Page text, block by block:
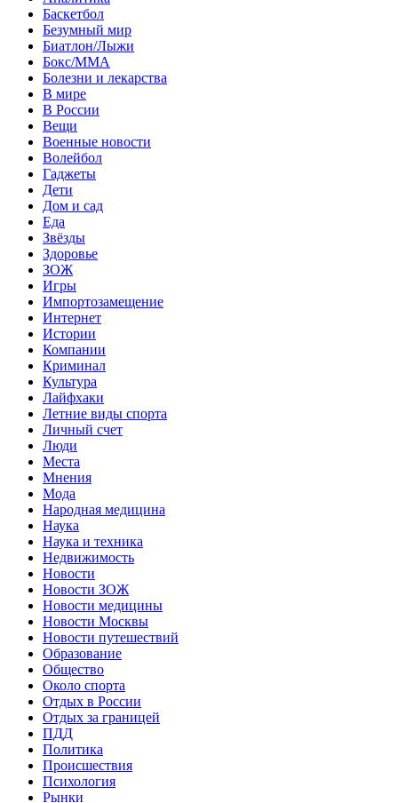
Баскетбол
Безумный мир
Биатлон/Лыжи
Бокс/MMA
Болезни и лекарства
В мире
В России
Вещи
Военные новости
Волейбол
Гаджеты
Дети
Дом и сад
Еда
Звёзды
Здоровье
ЗОЖ
Игры
Импортозамещение
Интернет
Истории
Компании
Криминал
Культура
Лайфхаки
Летние виды спорта
Личный счет
Люди
Места
Мнения
Мода
Народная медицина
Наука
Наука и техника
Недвижимость
Новости
Новости ЗОЖ
Новости медицины
Новости Москвы
Новости путешествий
Образование
Общество
Около спорта
Отдых в России
Отдых за границей
ПДД
Политика
Происшествия
Психология
Рынки